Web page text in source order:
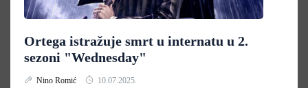
Ortega istražuje smrt u internatu u 2.
sezoni "Wednesday"
Nino Romić 10.07.2025.